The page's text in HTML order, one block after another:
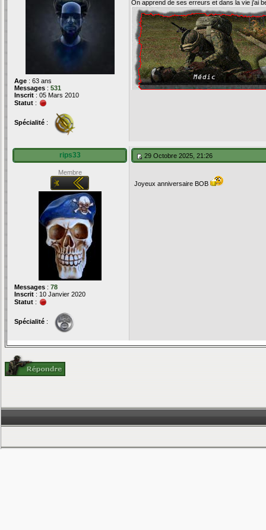
Age : 63 ans
Messages : 531
Inscrit : 05 Mars 2010
Statut :
Spécialité :
On apprend de ses erreurs et dans la vie j'ai
rips33
Membre
Messages : 78
Inscrit : 10 Janvier 2020
Statut :
Spécialité :
29 Octobre 2025, 21:26
Joyeux anniversaire BOB